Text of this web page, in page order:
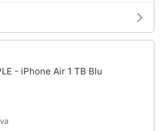
- iPhone Air 1 TB Blu